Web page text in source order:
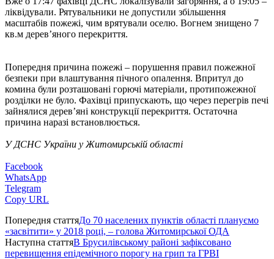
ліквідували. Рятувальники не допустили збільшення
масштабів пожежі, чим врятували оселю. Вогнем знищено 7
кв.м дерев’яного перекриття.
Попередня причина пожежі – порушення правил пожежної
безпеки при влаштування пічного опалення. Впритул до
комина були розташовані горючі матеріали, протипожежної
розділки не було. Фахівці припускають, що через перегрів печі
зайнялися дерев’яні конструкції перекриття. Остаточна
причина наразі встановлюється.
У ДСНС України у Житомирській області
Facebook
WhatsApp
Telegram
Copy URL
Попередня статтяДо 70 населених пунктів області плануємо
«засвітити» у 2018 році, – голова Житомирської ОДА
Наступна статтяВ Брусилівському районі зафіксовано
перевищення епідемічного порогу на грип та ГРВІ